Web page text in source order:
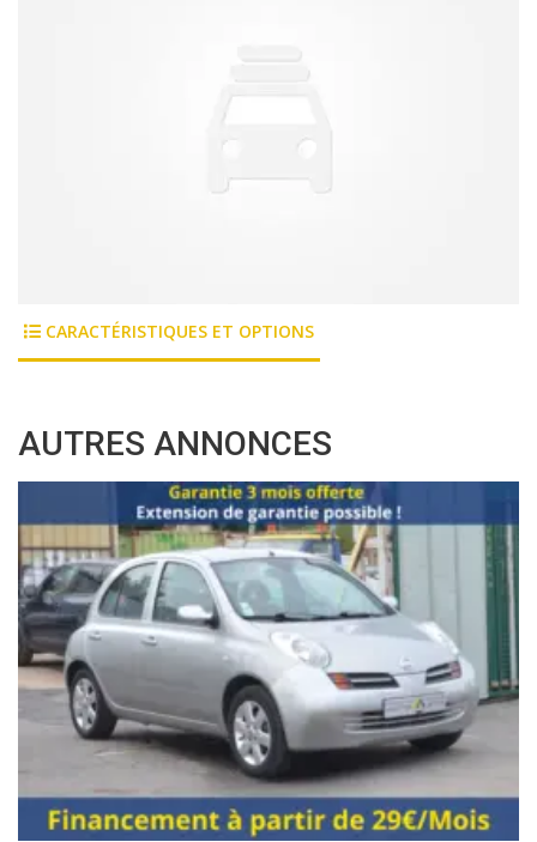
CARACTÉRISTIQUES ET OPTIONS
AUTRES ANNONCES